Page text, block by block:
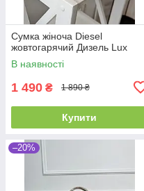
Сумка жіноча Diesel
жовтогарячий Дизель Lux
В наявності
1 490 ₴ 1 890 ₴
Купити
–20%